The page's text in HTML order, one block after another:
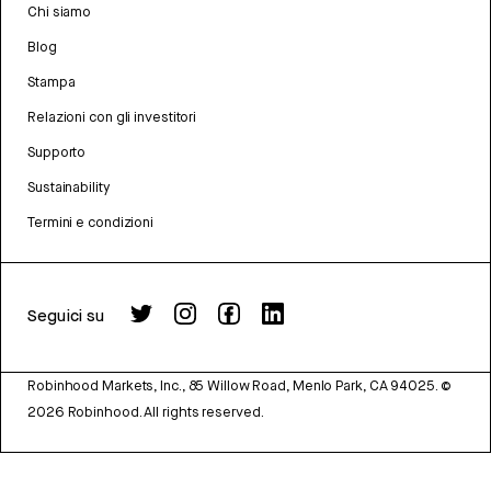
Chi siamo
Blog
Stampa
Relazioni con gli investitori
Supporto
Sustainability
Termini e condizioni
Seguici su
Robinhood Markets, Inc., 85 Willow Road, Menlo Park, CA 94025. ©
2026 Robinhood. All rights reserved.